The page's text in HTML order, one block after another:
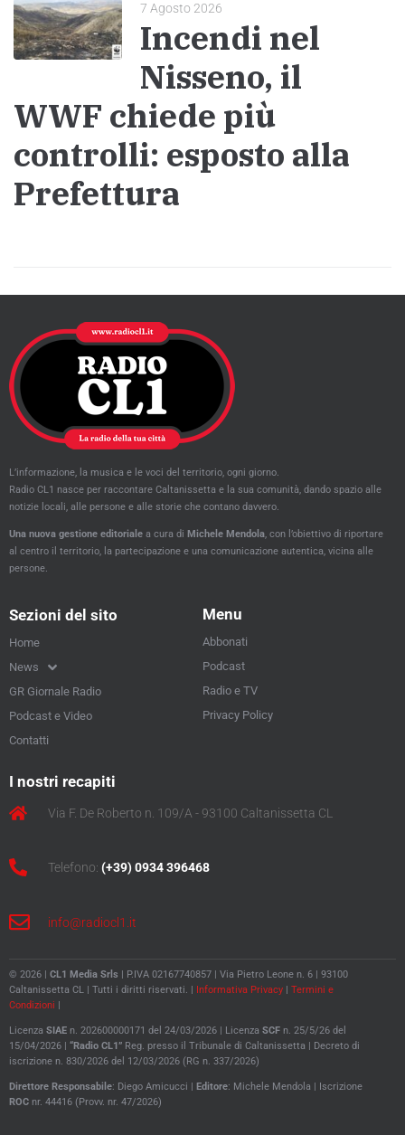
7 Agosto 2026
Incendi nel
Nisseno, il
WWF chiede più
controlli: esposto alla
Prefettura
L’informazione, la musica e le voci del territorio, ogni giorno.
Radio CL1 nasce per raccontare Caltanissetta e la sua comunità, dando spazio alle
notizie locali, alle persone e alle storie che contano davvero.
Una nuova gestione editoriale a cura di Michele Mendola, con l’obiettivo di riportare
al centro il territorio, la partecipazione e una comunicazione autentica, vicina alle
persone.
Sezioni del sito
Home
News
GR Giornale Radio
Podcast e Video
Contatti
Menu
Abbonati
Podcast
Radio e TV
Privacy Policy
I nostri recapiti
Via F. De Roberto n. 109/A - 93100 Caltanissetta CL
Telefono: (+39) 0934 396468
info@radiocl1.it
© 2026 | CL1 Media Srls | P.IVA 02167740857 | Via Pietro Leone n. 6 | 93100
Caltanissetta CL | Tutti i diritti riservati. |
Informativa Privacy
Termini e
Condizioni
Licenza SIAE n. 202600000171 del 24/03/2026 | Licenza SCF n. 25/5/26 del
15/04/2026 | “Radio CL1” Reg. presso il Tribunale di Caltanissetta |
Decreto di
iscrizione n. 830/2026 del 12/03/2026 (RG n. 337/2026)
Direttore Responsabile: Diego Amicucci | Editore: Michele Mendola |
Iscrizione
ROC nr. 44416 (Provv. nr. 47/2026)